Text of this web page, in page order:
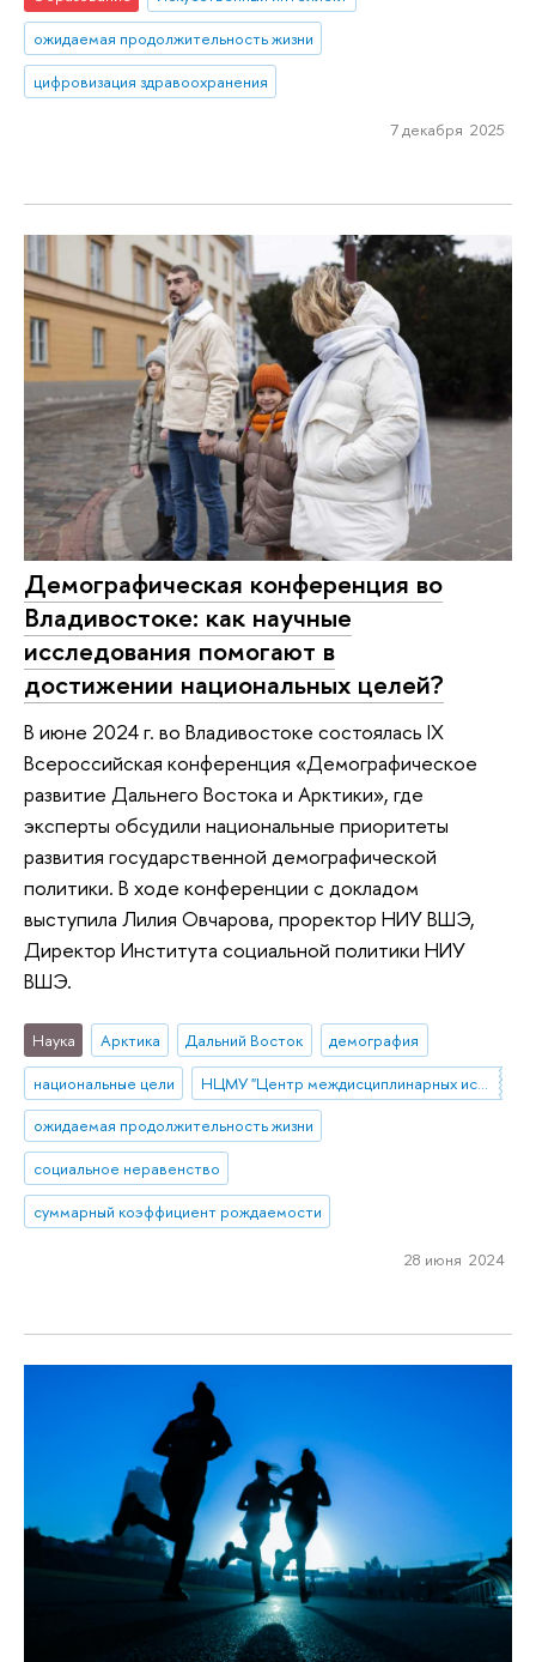
ожидаемая продолжительность жизни
цифровизация здравоохранения
7 декабря 2025
Демографическая конференция во
Владивостоке: как научные
исследования помогают в
достижении национальных целей?
В июне 2024 г. во Владивостоке состоялась IX
Всероссийская конференция «Демографическое
развитие Дальнего Востока и Арктики», где
эксперты обсудили национальные приоритеты
развития государственной демографической
политики. В ходе конференции с докладом
выступила Лилия Овчарова, проректор НИУ ВШЭ,
Директор Института социальной политики НИУ
ВШЭ.
Наука Арктика Дальний Восток
демография
национальные цели
НЦМУ "Центр междисциплинарных исследований человеческого потенциала"
ожидаемая продолжительность жизни
социальное неравенство
суммарный коэффициент рождаемости
28 июня 2024